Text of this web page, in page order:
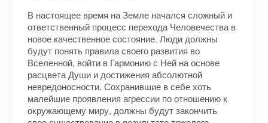
В настоящее время на Земле начался сложный и
ответственный процесс перехода Человечества в
новое качественное состояние. Люди должны
будут понять правила своего развития во
Вселенной, войти в Гармонию с Ней на основе
расцвета Души и достижения абсолютной
невредоносности. Сохранившие в себе хоть
малейшие проявления агрессии по отношению к
окружающему миру, должны будут закончить